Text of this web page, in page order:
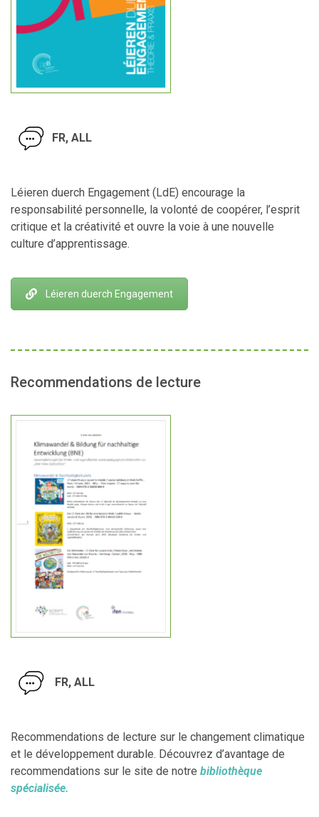
FR, ALL
Léieren duerch Engagement (LdE) encourage la
responsabilité personnelle, la volonté de coopérer, l’esprit
critique et la créativité et ouvre la voie à une nouvelle
culture d’apprentissage.
Léieren duerch Engagement
Recommendations de lecture
FR, ALL
Recommendations de lecture sur le changement climatique
et le développement durable. Découvrez d’avantage de
recommendations sur le site de notre bibliothèque
spécialisée.